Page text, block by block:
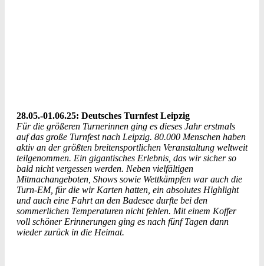
28.05.-01.06.25: Deutsches Turnfest Leipzig
Für die größeren Turnerinnen ging es dieses Jahr erstmals
auf das große Turnfest nach Leipzig. 80.000 Menschen haben
aktiv an der größten breitensportlichen Veranstaltung weltweit
teilgenommen. Ein gigantisches Erlebnis, das wir sicher so
bald nicht vergessen werden. Neben vielfältigen
Mitmachangeboten, Shows sowie Wettkämpfen war auch die
Turn-EM, für die wir Karten hatten, ein absolutes Highlight
und auch eine Fahrt an den Badesee durfte bei den
sommerlichen Temperaturen nicht fehlen. Mit einem Koffer
voll schöner Erinnerungen ging es nach fünf Tagen dann
wieder zurück in die Heimat.